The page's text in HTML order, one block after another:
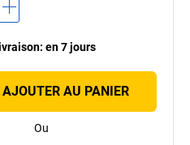
: en 7 jours
AJOUTER AU PANIER
Ou